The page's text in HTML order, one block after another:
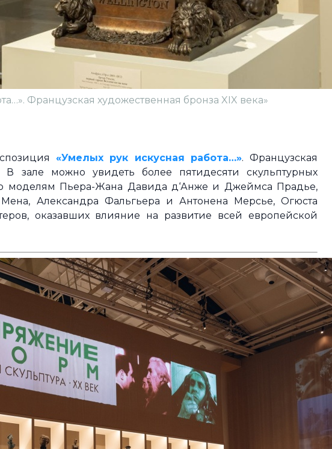
Французская художественная бронза XIX века»
«Умелых рук искусная работа…». Французская
В зале можно увидеть более пятидесяти скульптурных
моделям Пьера-Жана Давида д‘Анже и Джеймса Прадье,
Александра Фальгьера и Антонена Мерсье, Огюста
оказавших влияние на развитие всей европейской